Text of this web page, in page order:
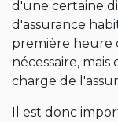
d'une certaine
d'assurance
première heure
nécessaire,
charge de
Il est donc